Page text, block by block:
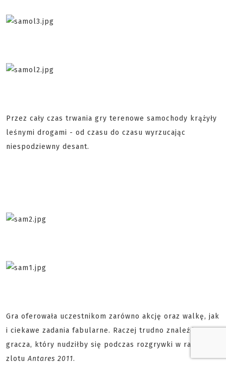
Przez cały czas trwania gry terenowe samochody krążyły
leśnymi drogami - od czasu do czasu wyrzucając
niespodziewny desant.
Gra oferowała uczestnikom zarówno akcję oraz walkę, jak
i ciekawe zadania fabularne. Raczej trudno znaleźć
gracza, który nudziłby się podczas rozgrywki w ramach
zlotuAntares 2011.